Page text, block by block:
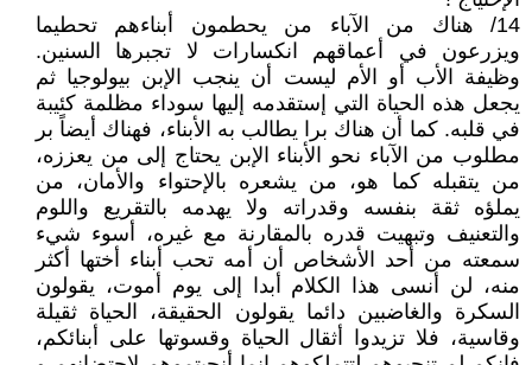
14/ هناك من الآباء من يحطمون أبناءهم تحطيما
ويزرعون في أعماقهم انكسارات لا تجبرها السنين.
وظيفة الأب أو الأم ليست أن ينجب الإبن بيولوجيا ثم
يجعل هذه الحياة التي إستقدمه إليها سوداء مظلمة كئيبة
في قلبه. كما أن هناك برا يطالب به الأبناء، فهناك أيضاً بر
مطلوب من الآباء نحو الأبناء الإبن يحتاج إلى من يعززه،
من يتقبله كما هو، من يشعره بالإحتواء والأمان، من
يملؤه ثقة بنفسه وقدراته ولا يهدمه بالتقريع واللوم
والتعنيف وتبهيت قدره بالمقارنة مع غيره، أسوء شيء
سمعته من أحد الأشخاص أن أمه تحب أبناء أختها أكثر
منه، لن أنسى هذا الكلام أبدا إلى يوم أموت، يقولون
السكرة والغاضبين دائما يقولون الحقيقة، الحياة ثقيلة
وقاسية، فلا تزيدوا أثقال الحياة وقسوتها على أبنائكم،